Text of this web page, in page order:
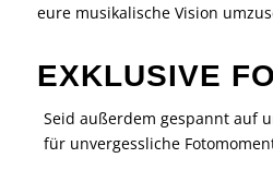
eure musikalische Vision
EXKLUSIVE
Seid außerdem gespannt auf
für unvergessliche